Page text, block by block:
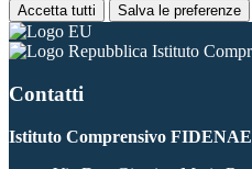
Accetta tutti Salva le preferenze
Istituto
Contatti
Istituto Comprensivo FIDENAE